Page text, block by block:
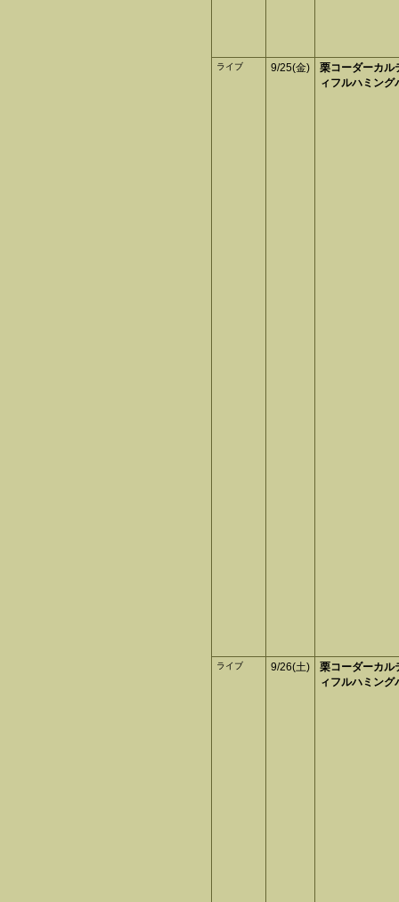
ライブ 9/25(金)
栗コーダーカル
ィフルハミング
ライブ 9/26(土)
栗コーダーカル
ィフルハミング